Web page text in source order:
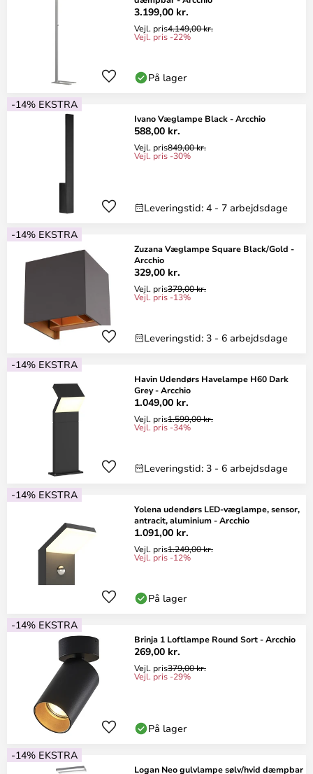
3.199,00 kr.
Vejl. pris4.149,00 kr.
Vejl. pris -22%
På lager
-14% EKSTRA
Ivano Væglampe Black - Arcchio
588,00 kr.
Vejl. pris849,00 kr.
Vejl. pris -30%
Leveringstid: 4 - 7 arbejdsdage
-14% EKSTRA
Zuzana Væglampe Square Black/Gold -
Arcchio
329,00 kr.
Vejl. pris379,00 kr.
Vejl. pris -13%
Leveringstid: 3 - 6 arbejdsdage
-14% EKSTRA
Havin Udendørs Havelampe H60 Dark
Grey - Arcchio
1.049,00 kr.
Vejl. pris1.599,00 kr.
Vejl. pris -34%
Leveringstid: 3 - 6 arbejdsdage
-14% EKSTRA
Yolena udendørs LED-væglampe, sensor,
antracit, aluminium - Arcchio
1.091,00 kr.
Vejl. pris1.249,00 kr.
Vejl. pris -12%
På lager
-14% EKSTRA
Brinja 1 Loftlampe Round Sort - Arcchio
269,00 kr.
Vejl. pris379,00 kr.
Vejl. pris -29%
På lager
-14% EKSTRA
Logan Neo gulvlampe sølv/hvid dæmpbar